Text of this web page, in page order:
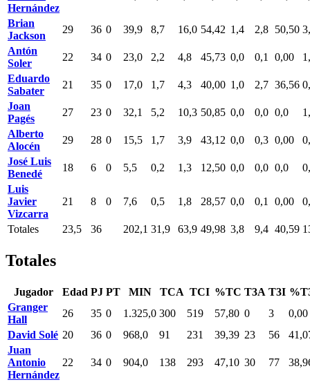
Hernández
Brian
Jackson
29 36 0 39,9 8,7 16,0 54,42 1,4 2,8 50,50
Antón
Soler
22 34 0 23,0 2,2 4,8 45,73 0,0 0,1 0,00
Eduardo
Sabater
21 35 0 17,0 1,7 4,3 40,00 1,0 2,7 36,56
Joan
Pagés
27 23 0 32,1 5,2 10,3 50,85 0,0 0,0 0,0
Alberto
Alocén
29 28 0 15,5 1,7 3,9 43,12 0,0 0,3 0,00
José Luis
Benedé
18 6 0 5,5 0,2 1,3 12,50 0,0 0,0 0,0
Luis
Javier
Vizcarra
21 8 0 7,6 0,5 1,8 28,57 0,0 0,1 0,00
Totales 23,5 36 202,1 31,9 63,9 49,98 3,8 9,4 40,59
Totales
Jugador Edad PJ PT MIN TCA TCI %TC T3A T3I
Granger
Hall
26 35 0 1.325,0 300 519 57,80 0 3
0,00
David Solé 20 36 0 968,0 91 231 39,39 23 56
Juan
Antonio
Hernández
22 34 0 904,0 138 293 47,10 30 77